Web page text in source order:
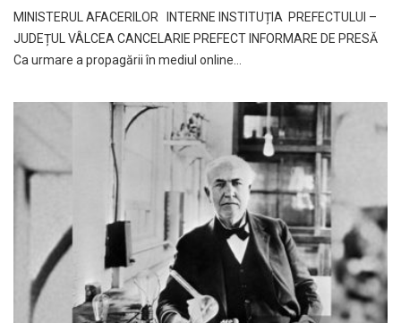
MINISTERUL AFACERILOR INTERNE INSTITUȚIA PREFECTULUI –
JUDEȚUL VÂLCEA CANCELARIE PREFECT INFORMARE DE PRESĂ
Ca urmare a propagării în mediul online…